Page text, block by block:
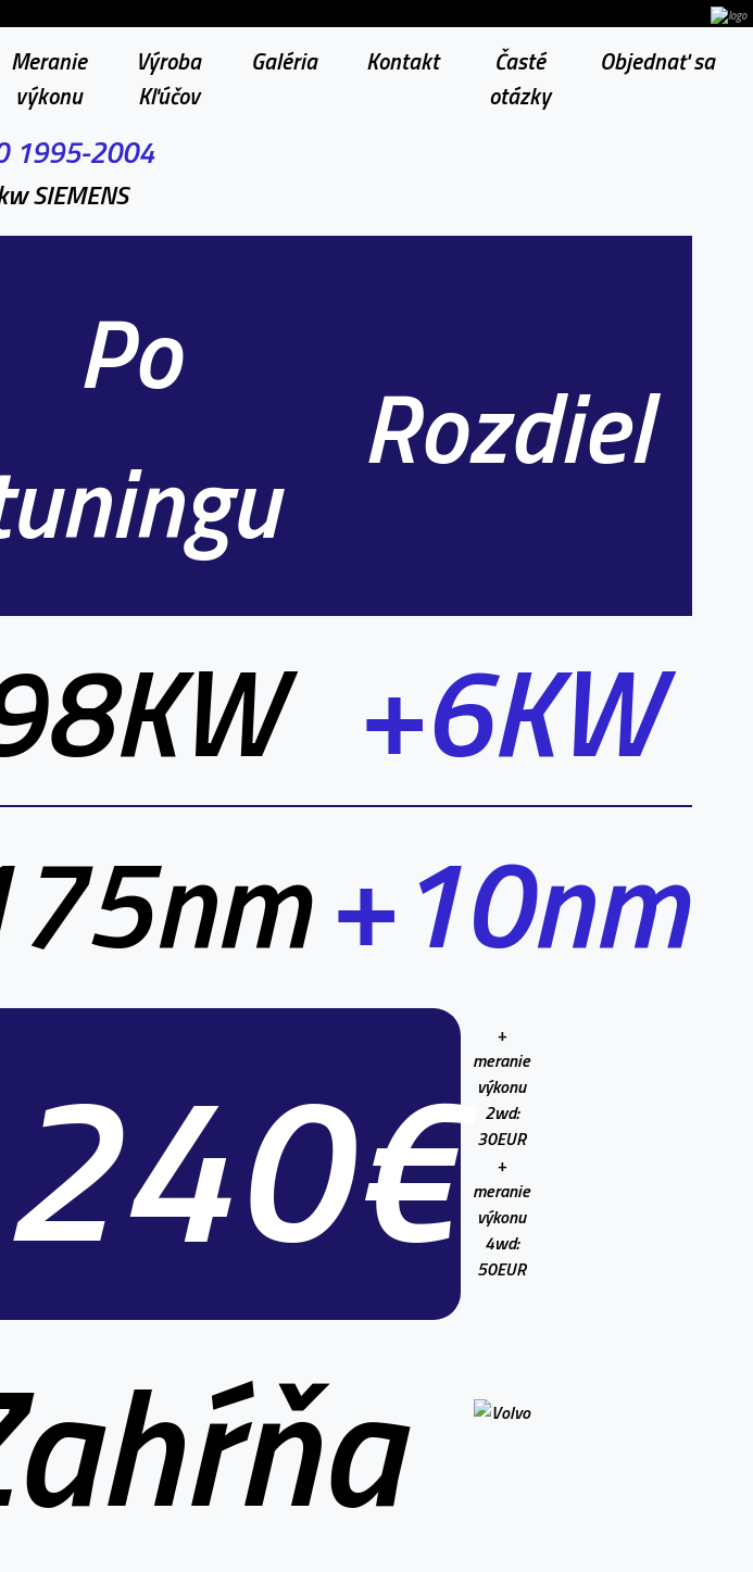
Meranie
výkonu
Výroba
Kľúčov
Galéria Kontakt
Časté
otázky
Objednať sa
1995-2004
SIEMENS
Po
Rozdiel
+6KW
+10nm
+
meranie
výkonu
2wd:
30EUR
+
meranie
výkonu
4wd:
50EUR